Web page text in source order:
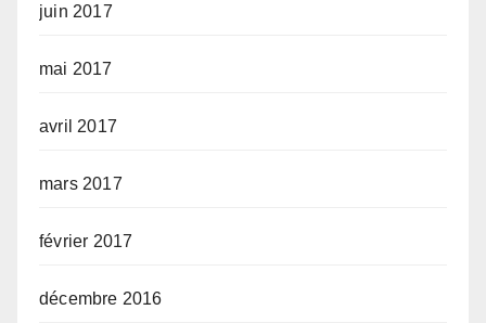
juin 2017
mai 2017
avril 2017
mars 2017
février 2017
décembre 2016